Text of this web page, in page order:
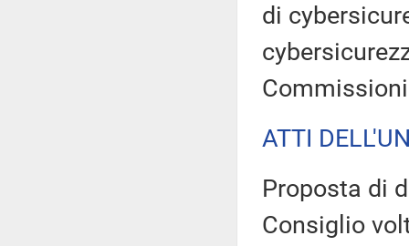
di
ATTI
Proposta di
Consiglio